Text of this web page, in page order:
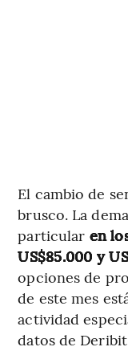
El cambio de
brusco. La
particular en
US$85.000 y
opciones de
de este mes
actividad
datos de